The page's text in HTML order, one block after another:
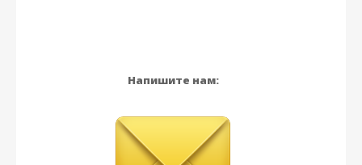
Напишите нам: